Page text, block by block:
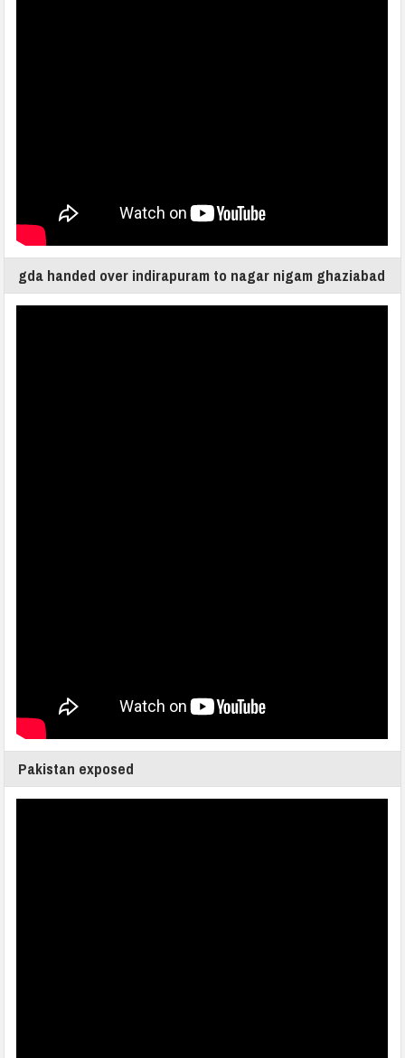
gda handed over indirapuram to nagar nigam ghaziabad
Pakistan exposed